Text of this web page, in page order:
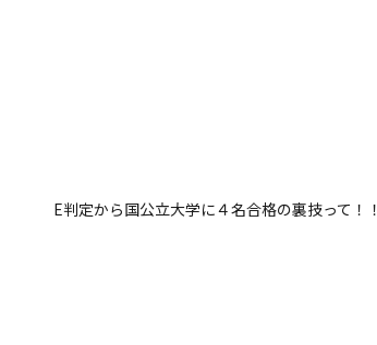
E判定から国公立大学に４名合格の裏技って！！